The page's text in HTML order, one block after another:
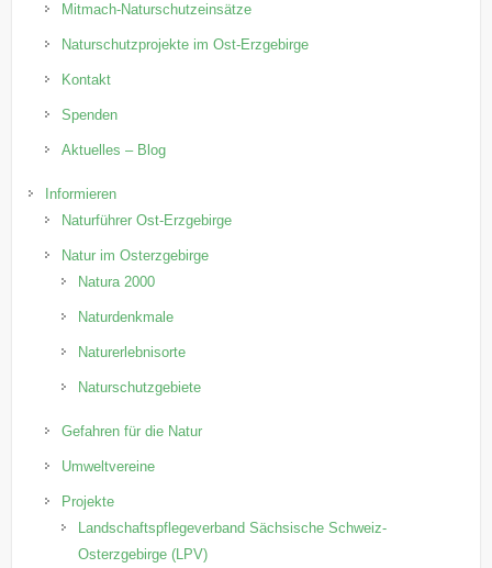
Mitmach-Naturschutzeinsätze
Naturschutzprojekte im Ost-Erzgebirge
Kontakt
Spenden
Aktuelles – Blog
Informieren
Naturführer Ost-Erzgebirge
Natur im Osterzgebirge
Natura 2000
Naturdenkmale
Naturerlebnisorte
Naturschutzgebiete
Gefahren für die Natur
Umweltvereine
Projekte
Landschaftspflegeverband Sächsische Schweiz-
Osterzgebirge (LPV)